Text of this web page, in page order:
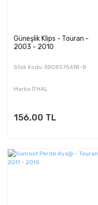
Güneşlik Klips - Touran -
2003 - 2010
Stok Kodu:3B0857561B-8
Marka:İTHAL
156,00 TL